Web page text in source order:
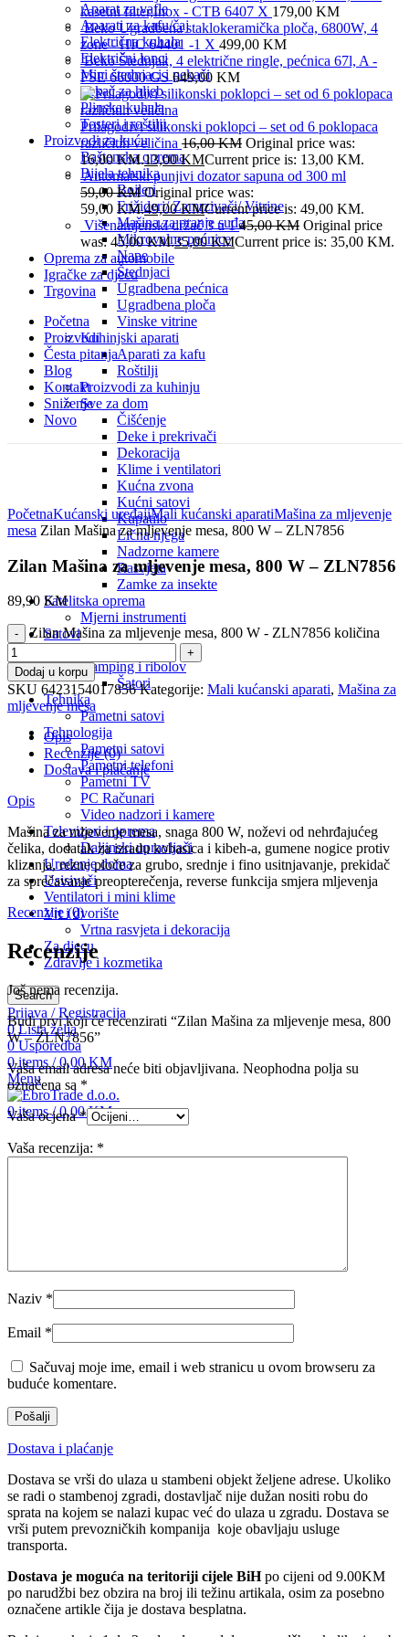
Aparat za vafle
Aparati za kafu/čaj
Električna kuhala
Električni lonci
Mini štednjaci i pekači
Pekač za hljeb
Plinska kuhala
Tosteri i roštilji
Proizvodi za kuću
Baštenska oprema
Bijela tehnika
Bojleri
Frižideri/ Zamrzivači/ Vitrine
Mašina za pranje suđa
Mikrovalne pećnice
Nape
Štednjaci
Ugradbena pećnica
Ugradbena ploča
Vinske vitrine
Kuhinjski aparati
Aparati za kafu
Roštilji
Proizvodi za kuhinju
Sve za dom
Čišćenje
Deke i prekrivači
Dekoracija
Klime i ventilatori
Kućna zvona
Kućni satovi
Kupatilo
Lična njega
Nadzorne kamere
Rasvjeta
Zamke za insekte
Satelitska oprema
Mjerni instrumenti
Satovi
Kamping i ribolov
Šatori
Tehnika
Pametni satovi
Tehnologija
Pametni satovi
Pametni telefoni
Pametni TV
PC Računari
Video nadzori i kamere
Televizori i oprema
Daljinski upravljači
Uređenje doma
Usisivači
Ventilatori i mini klime
Vrt i dvorište
Vrtna rasvjeta i dekoracija
Za djecu
Zdravlje i kozmetika
Search
Prijava / Registracija
0Lista želja
0 Usporedba
0items / 0,00KM
Menu
0items / 0,00KM
kasetni filter,Inox - CTB 6407 X 179,00 KM
Beko Ugradbena staklokeramička ploča, 6800W, 4
zone - HIC 64401 -1 X 499,00 KM
Beko Štednjak, 4 električne ringle, pećnica 67l, A -
FSE 66000 GS649,00 KM
Prilagodivi silikonski poklopci – set od 6 poklopaca
različitih veličina 16,00KM Original price was:
16,00 KM.13,00KMCurrent price is: 13,00 KM.
Automatski punjivi dozator sapuna od 300 ml
59,00KM Original price was:
59,00 KM.49,00KMCurrent price is: 49,00 KM.
Višenamjenski držač 3 u 145,00KM Original price
was: 45,00 KM.35,00KMCurrent price is: 35,00 KM.
Oprema za automobile
Igračke za djecu
Trgovina
Početna
Proizvodi
Česta pitanja
Blog
Kontakt
Sniženje
Novo
PočetnaKućanski uređajiMali kućanski aparatiMašina za mljevenje
mesa Zilan Mašina za mljevenje mesa, 800 W – ZLN7856
Zilan Mašina za mljevenje mesa, 800 W – ZLN7856
89,90 KM
Zilan Mašina za mljevenje mesa, 800 W - ZLN7856 količina
Dodaj u korpu
SKU 6423154017856Kategorije: Mali kućanski aparati, Mašina za
mljevenje mesa
Opis
Recenzije (0)
Dostava i plaćanje
Opis
Mašina za mljevenje mesa, snaga 800 W, noževi od nehrđajućeg
čelika, dodatak za izradu kobasica i kibeh-a, gumene nogice protiv
klizanja, rezne ploče za grubo, srednje i fino usitnjavanje, prekidač
za sprečavanje preopterečenja, reverse funkcija smjera mljevenja
Recenzije (0)
Recenzije
Još nema recenzija.
Budi prvi koji će recenzirati “Zilan Mašina za mljevenje mesa, 800
W – ZLN7856”
Vaša email adresa neće biti objavljivana. Neophodna polja su
označena sa *
Vaša ocjena*
Vaša recenzija: *
Naziv *
Email *
Sačuvaj moje ime, email i web stranicu u ovom browseru za
buduće komentare.
Dostava i plaćanje
Dostava se vrši do ulaza u stambeni objekt željene adrese. Ukoliko
se radi o stambenoj zgradi, dostavljač nije dužan nositi robu do
sprata na kojem se nalazi kupac već do ulaza u zgradu. Dostava se
vrši putem prevozničkih kompanija koje obavljaju usluge
transporta.
Dostava je moguća na teritoriji cijele BiHpo cijeni od 9.00KM
po narudžbi bez obzira na broj ili težinu artikala, osim za posebno
označene artikle čija je dostava besplatna.